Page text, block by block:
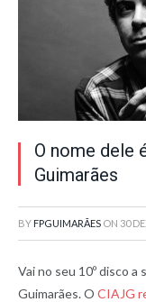
O nome dele
Guimarães
BY FPGUIMARÃES ON 30
Vai no seu 10º disco
Guimarães. O CIAJG